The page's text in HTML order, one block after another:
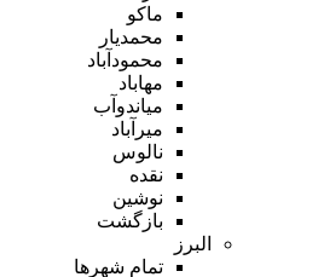
ماکو
محمدیار
محمودآباد
مهاباد
میاندوآب
میرآباد
نالوس
نقده
نوشین
بازگشت
البرز
تمام شهر‌ها